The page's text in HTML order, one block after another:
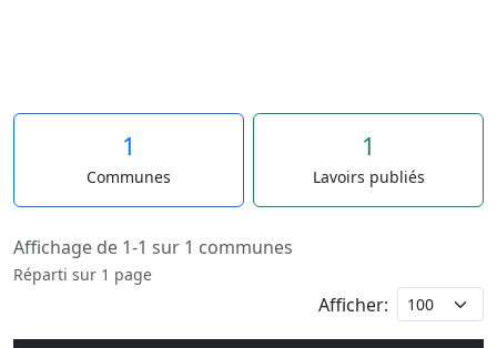
1
Communes
1
Lavoirs publiés
Affichage de 1-1 sur 1 communes
Réparti sur 1 page
Afficher: